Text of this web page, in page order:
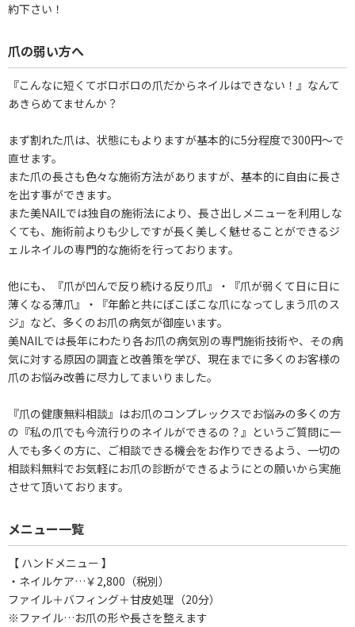
約下さい！
爪の弱い方へ
『こんなに短くてボロボロの爪だからネイルはできない！』なんて
あきらめてませんか？
まず割れた爪は、状態にもよりますが基本的に5分程度で300円～で
直せます。
また爪の長さも色々な施術方法がありますが、基本的に自由に長さ
を出す事ができます。
また美NAILでは独自の施術法により、長さ出しメニューを利用しな
くても、施術前よりも少しですが長く美しく魅せることができるジ
ェルネイルの専門的な施術を行っております。
他にも、『爪が凹んで反り続ける反り爪』・『爪が弱くて日に日に
薄くなる薄爪』・『年齢と共にぼこぼこな爪になってしまう爪のス
ジ』など、多くのお爪の病気が御座います。
美NAILでは長年にわたり各お爪の病気別の専門施術技術や、その病
気に対する原因の調査と改善策を学び、現在までに多くのお客様の
爪のお悩み改善に尽力してまいりました。
『爪の健康無料相談』はお爪のコンプレックスでお悩みの多くの方
の『私の爪でも今流行りのネイルができるの？』というご質問に一
人でも多くの方に、ご相談できる機会をお作りできるよう、一切の
相談料無料でお気軽にお爪の診断ができるようにとの願いから実施
させて頂いております。
メニュー一覧
【 ハンドメニュー 】
・ネイルケア…￥2,800（税別）
ファイル＋バフィング＋甘皮処理（20分）
※ファイル…お爪の形や長さを整えます